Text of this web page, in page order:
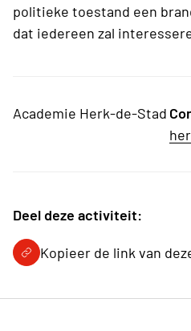
politieke toestand een
dat iedereen zal
Academie Herk-de-Stad
Deel deze activiteit:
Kopieer de link van